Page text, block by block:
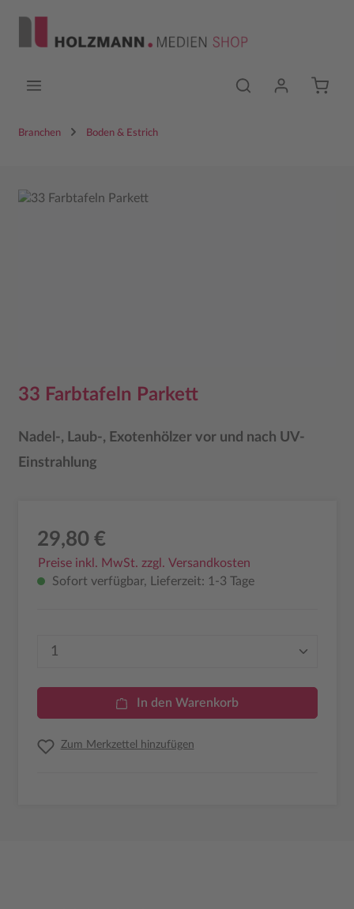
Branchen Boden & Estrich
Bildergalerie überspringen
33 Farbtafeln Parkett
Nadel-, Laub-, Exotenhölzer vor und nach UV-
Einstrahlung
29,80 €
Preise inkl. MwSt. zzgl. Versandkosten
Sofort verfügbar, Lieferzeit: 1-3 Tage
Produkt Anzahl: Gib den gewünschten
In den Warenkorb
Zum Merkzettel hinzufügen